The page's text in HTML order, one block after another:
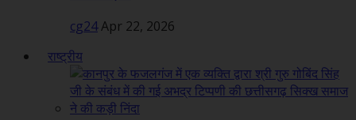
cg24Apr 22, 2026
राष्ट्रीय